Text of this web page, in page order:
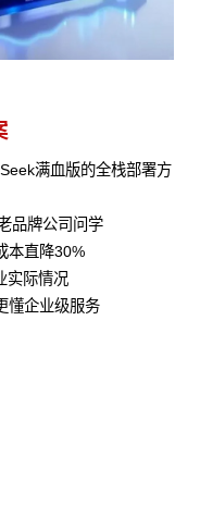
满血版的全栈部署方
品牌公司问学
本直降30%
实际情况
懂企业级服务